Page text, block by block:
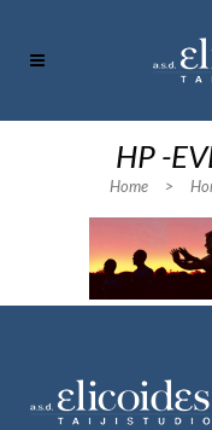
HP -
Home >